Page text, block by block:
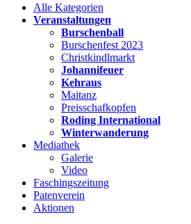
Alle Kategorien
Veranstaltungen
Burschenball
Burschenfest 2023
Christkindlmarkt
Johannifeuer
Kehraus
Maitanz
Preisschafkopfen
Roding International
Winterwanderung
Mediathek
Galerie
Video
Faschingszeitung
Patenverein
Aktionen